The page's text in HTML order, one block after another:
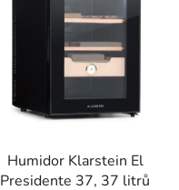
Humidor Klarstein El
Presidente 37, 37 litrů